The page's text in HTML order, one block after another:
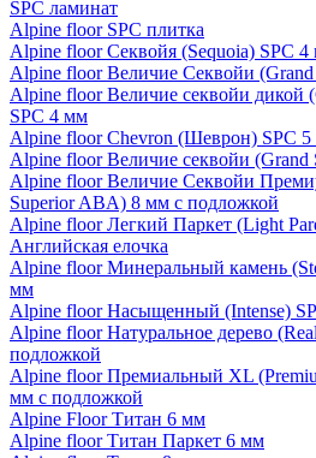
SPC ламинат
Alpine floor SPC плитка
Alpine floor Секвойя (Sequoia) SPC
Alpine floor Величие Секвойи
Alpine floor Величие секвойи дикой
SPC 4 мм
Alpine floor Chevron (Шеврон) SPC 5
Alpine floor Величие секвойи (Grand
Alpine floor Величие Секвойи
Superior ABA) 8 мм с подложкой
Alpine floor Легкий Паркет (Light
Английская елочка
Alpine floor Минеральный камень
мм
Alpine floor Насыщенный (Intense)
Alpine floor Натуральное дерево
подложкой
Alpine floor Премиальный XL
мм с подложкой
Alpine Floor Титан 6 мм
Alpine floor Титан Паркет 6 мм